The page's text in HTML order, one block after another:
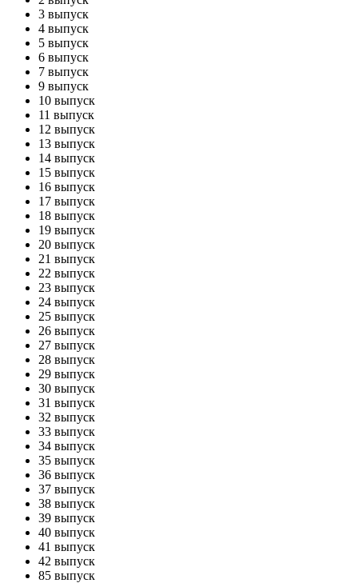
3 выпуск
4 выпуск
5 выпуск
6 выпуск
7 выпуск
9 выпуск
10 выпуск
11 выпуск
12 выпуск
13 выпуск
14 выпуск
15 выпуск
16 выпуск
17 выпуск
18 выпуск
19 выпуск
20 выпуск
21 выпуск
22 выпуск
23 выпуск
24 выпуск
25 выпуск
26 выпуск
27 выпуск
28 выпуск
29 выпуск
30 выпуск
31 выпуск
32 выпуск
33 выпуск
34 выпуск
35 выпуск
36 выпуск
37 выпуск
38 выпуск
39 выпуск
40 выпуск
41 выпуск
42 выпуск
85 выпуск